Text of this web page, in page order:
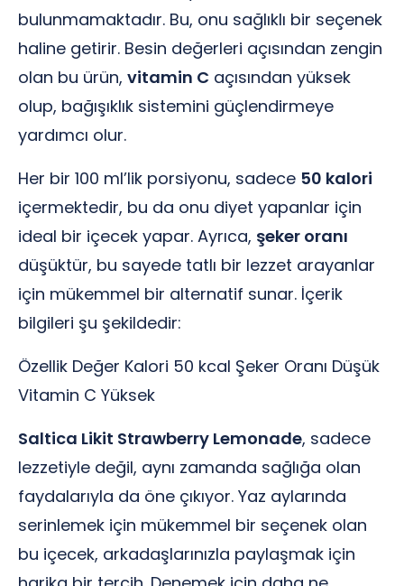
bulunmamaktadır. Bu, onu sağlıklı bir seçenek
haline getirir. Besin değerleri açısından zengin
olan bu ürün, vitamin C açısından yüksek
olup, bağışıklık sistemini güçlendirmeye
yardımcı olur.
Her bir 100 ml’lik porsiyonu, sadece 50 kalori
içermektedir, bu da onu diyet yapanlar için
ideal bir içecek yapar. Ayrıca, şeker oranı
düşüktür, bu sayede tatlı bir lezzet arayanlar
için mükemmel bir alternatif sunar. İçerik
bilgileri şu şekildedir:
Özellik Değer Kalori 50 kcal Şeker Oranı Düşük
Vitamin C Yüksek
Saltica Likit Strawberry Lemonade, sadece
lezzetiyle değil, aynı zamanda sağlığa olan
faydalarıyla da öne çıkıyor. Yaz aylarında
serinlemek için mükemmel bir seçenek olan
bu içecek, arkadaşlarınızla paylaşmak için